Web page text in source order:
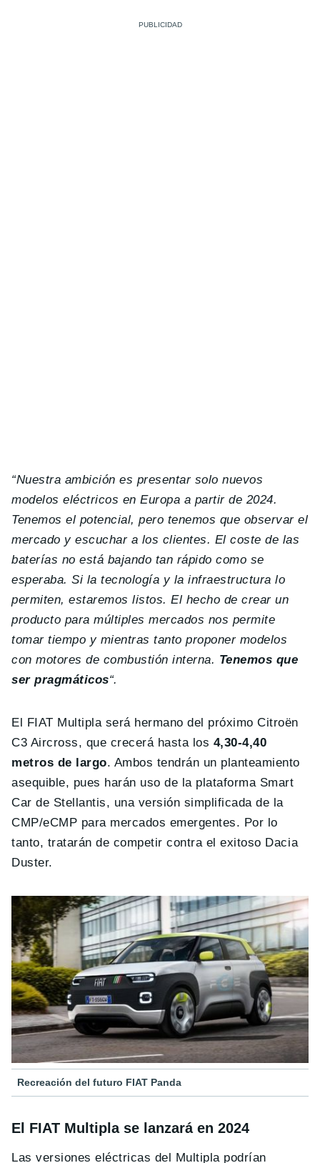
“Nuestra ambición es presentar solo nuevos
modelos eléctricos en Europa a partir de 2024.
Tenemos el potencial, pero tenemos que observar el
mercado y escuchar a los clientes. El coste de las
baterías no está bajando tan rápido como se
esperaba. Si la tecnología y la infraestructura lo
permiten, estaremos listos. El hecho de crear un
producto para múltiples mercados nos permite
tomar tiempo y mientras tanto proponer modelos
con motores de combustión interna. Tenemos que
ser pragmáticos“.
El FIAT Multipla será hermano del próximo Citroën
C3 Aircross, que crecerá hasta los 4,30-4,40
metros de largo. Ambos tendrán un planteamiento
asequible, pues harán uso de la plataforma Smart
Car de Stellantis, una versión simplificada de la
CMP/eCMP para mercados emergentes. Por lo
tanto, tratarán de competir contra el exitoso Dacia
Duster.
Recreación del futuro FIAT Panda
El FIAT Multipla se lanzará en 2024
Las versiones eléctricas del Multipla podrían